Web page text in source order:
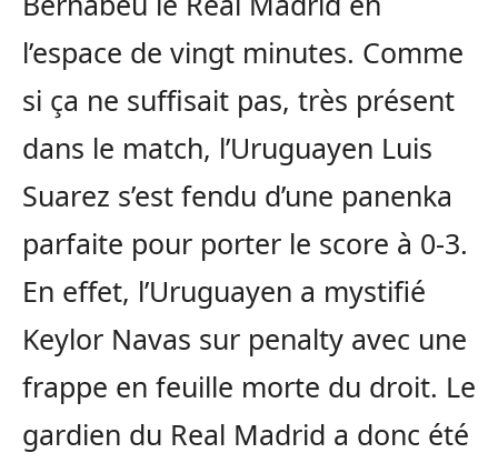
l’espace de vingt minutes. Comme
si ça ne suffisait pas, très présent
dans le match, l’Uruguayen Luis
Suarez s’est fendu d’une panenka
parfaite pour porter le score à 0-3.
En effet, l’Uruguayen a mystifié
Keylor Navas sur penalty avec une
frappe en feuille morte du droit. Le
gardien du Real Madrid a donc été